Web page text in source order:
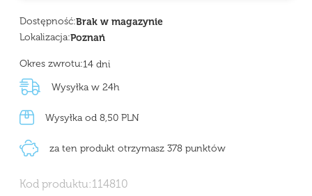
Dostępność:Brak w magazynie
Lokalizacja:Poznań
Okres zwrotu:14 dni
za ten produkt otrzymasz 378 punktów
Wysyłka w 24h
Wysyłka od 8,50 PLN
Kod produktu:114810